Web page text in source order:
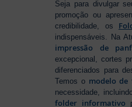
Seja para divulgar
promoção ou
credibilidade, os
indispensáveis. Na
impressão de
excepcional, cortes
diferenciados para
Temos o modelo de
necessidade,
folder informativo